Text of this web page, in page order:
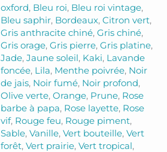
oxford, Bleu roi, Bleu roi vintage,
Bleu saphir, Bordeaux, Citron vert,
Gris anthracite chiné, Gris chiné,
Gris orage, Gris pierre, Gris platine,
Jade, Jaune soleil, Kaki, Lavande
foncée, Lila, Menthe poivrée, Noir
de jais, Noir fumé, Noir profond,
Olive verte, Orange, Prune, Rose
barbe à papa, Rose layette, Rose
vif, Rouge feu, Rouge piment,
Sable, Vanille, Vert bouteille, Vert
forêt, Vert prairie, Vert tropical,